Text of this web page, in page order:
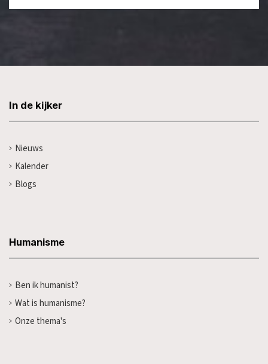
In de kijker
Nieuws
Kalender
Blogs
Humanisme
Ben ik humanist?
Wat is humanisme?
Onze thema's